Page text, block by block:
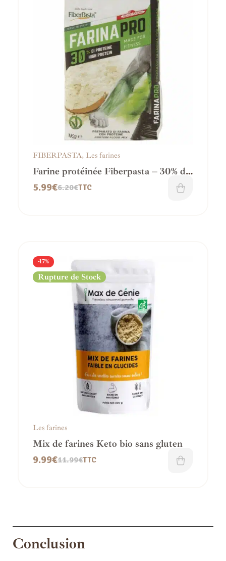
FIBERPASTA, Les farines
Farine protéinée Fiberpasta – 30% de
protéines / IG 37
6.20€
5.99€ TTC
-17%
Rupture de Stock
Les farines
Mix de farines Keto bio sans gluten
11.99€
9.99€ TTC
Conclusion